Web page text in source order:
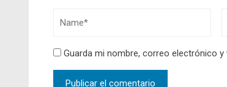
Guarda mi nombre, correo electrónico